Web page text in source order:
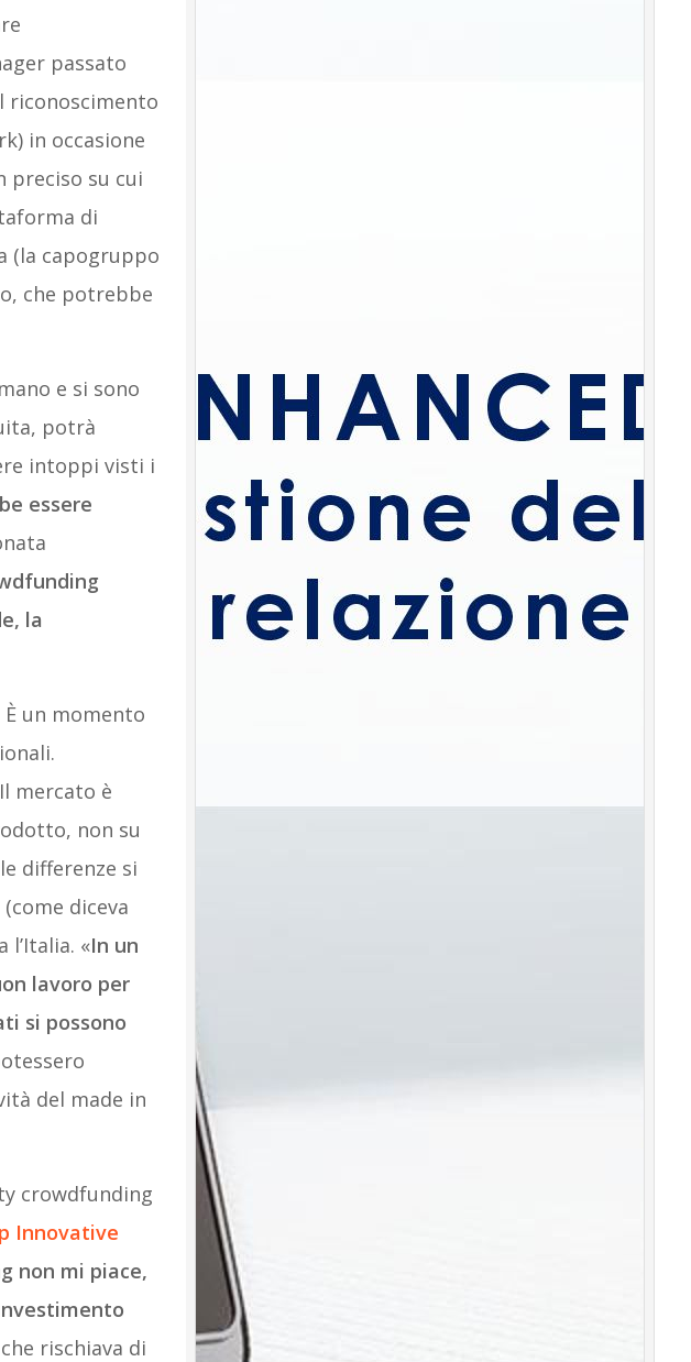
passato
riconoscimento
in occasione
preciso su cui
di
(la capogruppo
che potrebbe
e si sono
potrà
intoppi visti i
essere
la
un momento
mercato è
non su
differenze si
diceva
«In un
lavoro per
si possono
del made in
crowdfunding
Innovative
non mi piace,
rischiava di